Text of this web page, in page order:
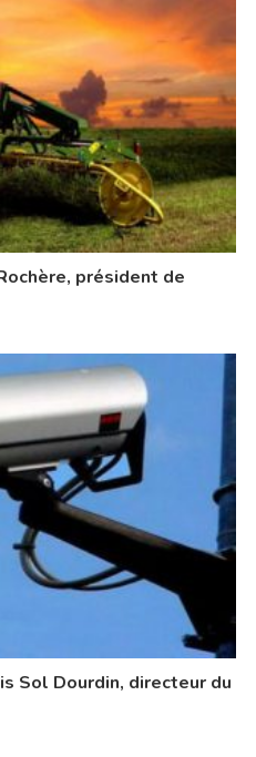
président de
Sol Dourdin, directeur du